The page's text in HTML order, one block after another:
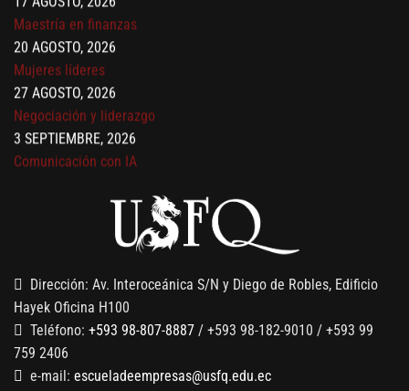
20 AGOSTO, 2026
Mujeres líderes
27 AGOSTO, 2026
Negociación y liderazgo
3 SEPTIEMBRE, 2026
Comunicación con IA
7 SEPTIEMBRE, 2026
Gobernanza de datos
13 AGOSTO, 2026
Finanzas para no financieros
Dirección: Av. Interoceánica S/N y Diego de Robles, Edificio
Hayek Oficina H100
Teléfono: +593 98-807-8887 / +593 98-182-9010 / +593 99
759 2406
e-mail: escueladeempresas@usfq.edu.ec